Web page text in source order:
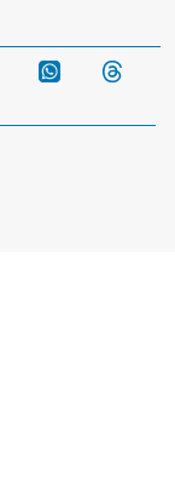
Telegram WhatsApp